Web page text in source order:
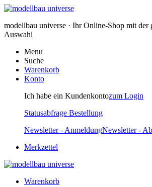
modellbau universe · Ihr Online-Shop mit der
Auswahl
Menu
Suche
Warenkorb
Konto
Ich habe ein Kundenkontozum Login
Statusabfrage Bestellung
Newsletter - AnmeldungNewsletter -
Merkzettel
Warenkorb